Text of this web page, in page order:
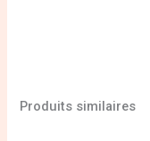
Produits similaires